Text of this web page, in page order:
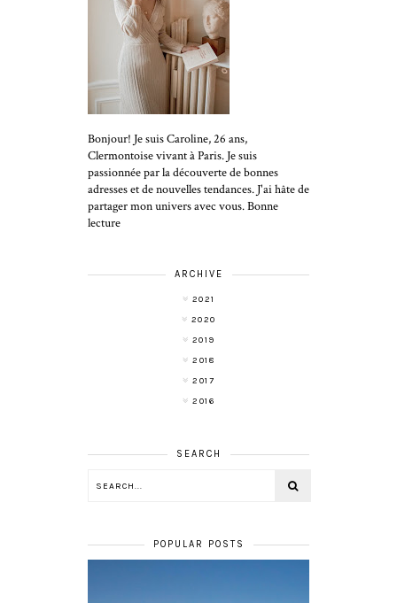
Bonjour! Je suis Caroline, 26 ans,
Clermontoise vivant à Paris. Je suis
passionnée par la découverte de bonnes
adresses et de nouvelles tendances. J'ai hâte de
partager mon univers avec vous. Bonne
lecture
ARCHIVE
2021
2020
2019
2018
2017
2016
SEARCH
POPULAR POSTS